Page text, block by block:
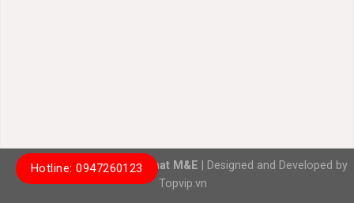
Copyright 2026 ©Hung Phat M&E | Designed and Developed by
Topvip.vn
Hotline: 0947260123